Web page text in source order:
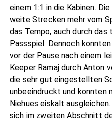
einem 1:1 in die Kabinen.
weite Strecken mehr vom
das Tempo, auch durch das
Passspiel. Dennoch
vor der Pause nach einem
Keeper Ramaj durch Anton
die sehr gut eingestellten
unbeeindruckt und
Niehues eiskalt
sich im zweiten Abschnitt